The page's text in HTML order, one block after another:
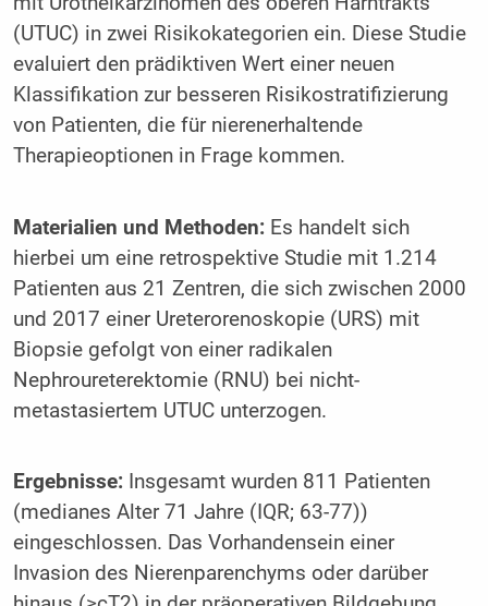
(UTUC) in zwei Risikokategorien ein. Diese Studie
evaluiert den prädiktiven Wert einer neuen
Klassifikation zur besseren Risikostratifizierung
von Patienten, die für nierenerhaltende
Therapieoptionen in Frage kommen.
Materialien und Methoden:Es handelt sich
hierbei um eine retrospektive Studie mit 1.214
Patienten aus 21 Zentren, die sich zwischen 2000
und 2017 einer Ureterorenoskopie (URS) mit
Biopsie gefolgt von einer radikalen
Nephroureterektomie (RNU) bei nicht-
metastasiertem UTUC unterzogen.
Ergebnisse:Insgesamt wurden 811 Patienten
(medianes Alter 71 Jahre (IQR; 63-77))
eingeschlossen. Das Vorhandensein einer
Invasion des Nierenparenchyms oder darüber